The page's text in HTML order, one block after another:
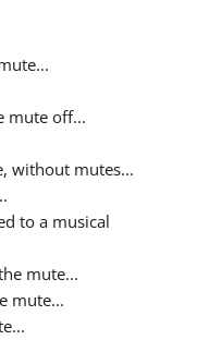
mute off...
without mutes...
to a musical
mute...
mute...